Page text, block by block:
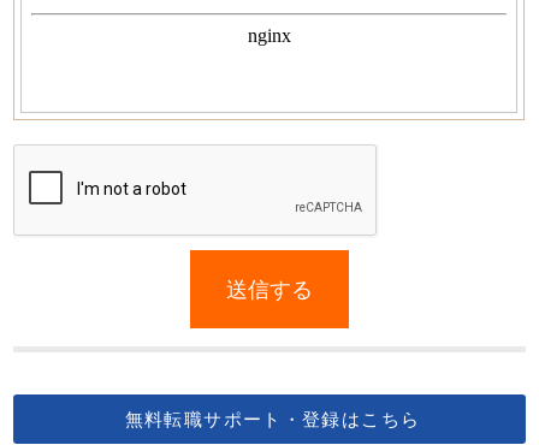
this
送信する
無料転職サポート・登録はこちら